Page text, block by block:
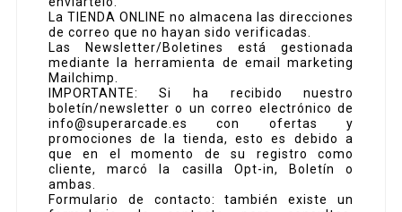
La TIENDA ONLINE no almacena las direcciones
de correo que no hayan sido verificadas.
Las Newsletter/Boletines está gestionada
mediante la herramienta de email marketing
Mailchimp.
IMPORTANTE: Si ha recibido nuestro
boletín/newsletter o un correo electrónico de
info@superarcade.es con ofertas y
promociones de la tienda, esto es debido a
que en el momento de su registro como
cliente, marcó la casilla Opt-in, Boletín o
ambas.
Formulario de contacto: también existe un